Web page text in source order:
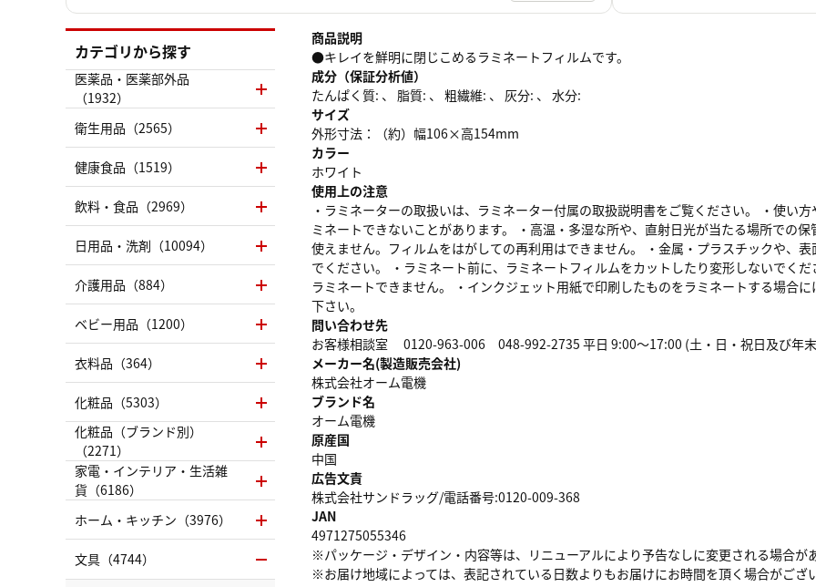
商品説明
●キレイを鮮明に閉じこめるラミネートフィルムです。
成分（保証分析値）
たんぱく質: 、 脂質: 、 粗繊維: 、 灰分: 、 水分:
サイズ
外形寸法：（約）幅106×高154mm
カラー
ホワイト
使用上の注意
・ラミネーターの取扱いは、ラミネーター付属の取扱説明書をご覧ください。 ・使い
ミネートできないことがあります。 ・高温・多湿な所や、直射日光が当たる場所での
使えません。フィルムをはがしての再利用はできません。 ・金属・プラスチックや、
でください。 ・ラミネート前に、ラミネートフィルムをカットしたり変形しないでく
ラミネートできません。 ・インクジェット用紙で印刷したものをラミネートする場合
下さい。
問い合わせ先
お客様相談室 0120-963-006 048-992-2735 平日 9:00～17:00 (土・日・祝日及び年
メーカー名(製造販売会社)
株式会社オーム電機
ブランド名
オーム電機
原産国
中国
広告文責
株式会社サンドラッグ/電話番号:0120-009-368
JAN
4971275055346
※パッケージ・デザイン・内容等は、リニューアルにより予告なしに変更される場合が
※お届け地域によっては、表記されている日数よりもお届けにお時間を頂く場合がござ
カテゴリから探す
医薬品・医薬部外品
（1932）
衛生用品（2565）
健康食品（1519）
飲料・食品（2969）
日用品・洗剤（10094）
介護用品（884）
ベビー用品（1200）
衣料品（364）
化粧品（5303）
化粧品（ブランド別）
（2271）
家電・インテリア・生活雑
貨（6186）
ホーム・キッチン（3976）
文具（4744）